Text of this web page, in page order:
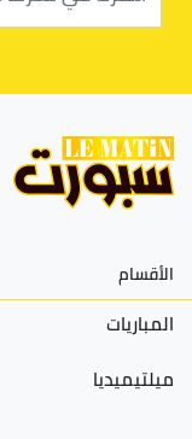
الأقسام
المباريات
ميلتيميديا